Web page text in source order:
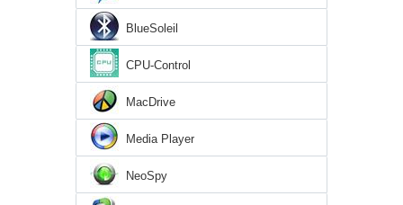
BlueSoleil
CPU-Control
MacDrive
Media Player
NeoSpy